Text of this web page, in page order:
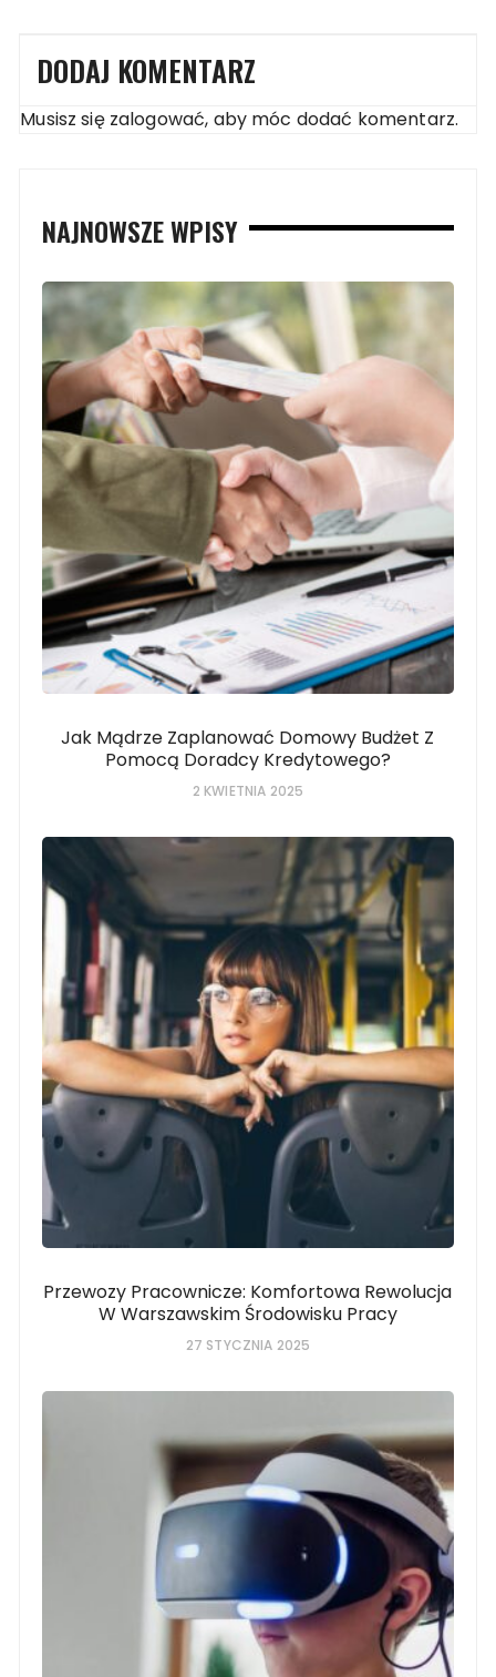
DODAJ KOMENTARZ
Musisz się zalogować, aby móc dodać komentarz.
NAJNOWSZE WPISY
Jak Mądrze Zaplanować Domowy Budżet Z
Pomocą Doradcy Kredytowego?
2 KWIETNIA 2025
Przewozy Pracownicze: Komfortowa Rewolucja
W Warszawskim Środowisku Pracy
27 STYCZNIA 2025